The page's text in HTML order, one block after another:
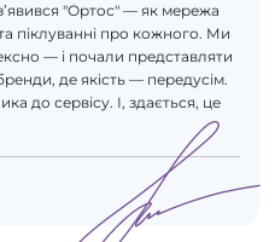
"Ортос" — як мережа
піклуванні про кожного. Ми
— і почали представляти
де якість — передусім.
до сервісу. І, здається, це